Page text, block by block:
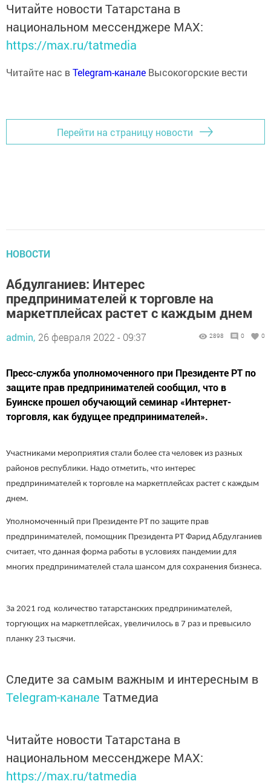
Читайте новости Татарстана в
национальном мессенджере MАХ:
https://max.ru/tatmedia
Читайте нас вTelegram-канале Высокогорские вести
Перейти на страницу новости
НОВОСТИ
Абдулганиев: Интерес
предпринимателей к торговле на
маркетплейсах растет с каждым днем
admin, 26 февраля 2022 - 09:37 2898 0 0
Пресс-служба уполномоченного при Президенте РТ по
защите прав предпринимателей сообщил, что в
Буинске прошел обучающий семинар «Интернет-
торговля, как будущее предпринимателей».
Участниками мероприятия стали более ста человек из разных
районов республики. Надо отметить, что интерес
предпринимателей к торговле на маркетплейсах растет с каждым
днем.
Уполномоченный при Президенте РТ по защите прав
предпринимателей, помощник Президента РТ Фарид Абдулганиев
считает, что данная форма работы в условиях пандемии для
многих предпринимателей стала шансом для сохранения бизнеса.
За 2021 год количество татарстанских предпринимателей,
торгующих на маркетплейсах, увеличилось в 7 раз и превысило
планку 23 тысячи.
Следите за самым важным и интересным в
Telegram-канале Татмедиа
Читайте новости Татарстана в
национальном мессенджере MАХ:
https://max.ru/tatmedia